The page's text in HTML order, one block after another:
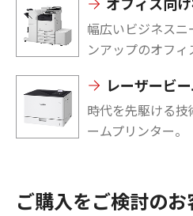
幅広いビジネス
ンアップのオフィ
レーザービ
時代を先駆ける
ームプリンター。
ご購入をご検討の